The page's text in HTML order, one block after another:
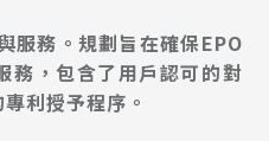
服務。規劃旨在確保EPO
務，包含了用戶認可的對
利授予程序。